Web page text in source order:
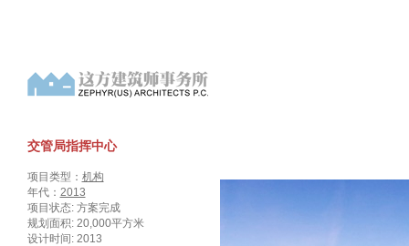
交管局指挥中心
项目类型： 机构
年代： 2013
项目状态: 方案完成
规划面积: 20,000平方米
设计时间: 2013